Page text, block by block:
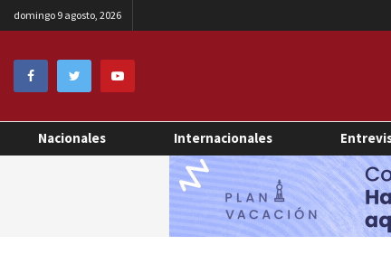
domingo 9 agosto, 2026
Nacionales Internacionales